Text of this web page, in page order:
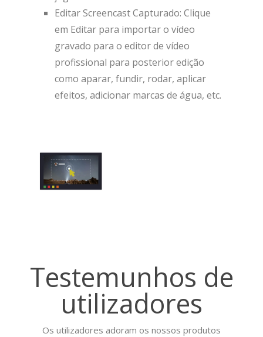
Editar Screencast Capturado: Clique
em Editar para importar o vídeo
gravado para o editor de vídeo
profissional para posterior edição
como aparar, fundir, rodar, aplicar
efeitos, adicionar marcas de água, etc.
Testemunhos de
utilizadores
Os utilizadores adoram os nossos produtos